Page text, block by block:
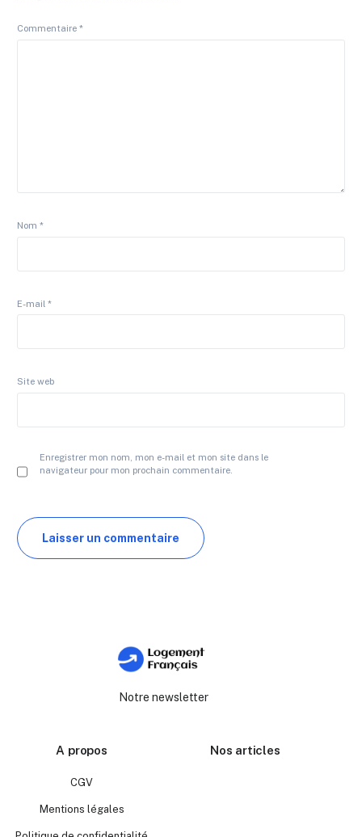
Commentaire*
Nom*
E-mail*
Site web
Enregistrer mon nom, mon e-mail et mon site dans le
navigateur pour mon prochain commentaire.
Notre newsletter
A propos
CGV
Mentions légales
Nos articles